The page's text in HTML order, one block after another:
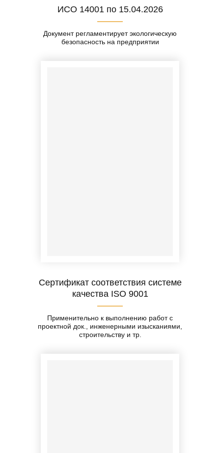
ИСО 14001 по 15.04.2026
Документ регламентирует экологическую
безопасность на предприятии
Сертификат соответствия системе
качества ISO 9001
Применительно к выполнению работ с
проектной док., инженерными изысканиями,
строительству и тр.